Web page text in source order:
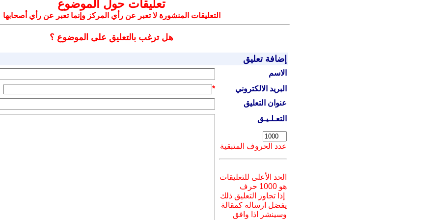
تعليقات حول الموضوع
التعليقات المنشورة لا تعبر عن رأي المركز وإنما تعبر عن رأي أصحابها
هل ترغب بالتعليق على الموضوع ؟
إضافة تعليق
الاسم
البريد الالكتروني
*
عنوان التعليق
التعـلـيـق
عدد الحروف المتبقية
الحد الأعلى للتعليقات
هو 1000 حرف
إذا تجاوز التعليق ذلك
يفضل ارساله كمقالة
وسينشر اذا وافق